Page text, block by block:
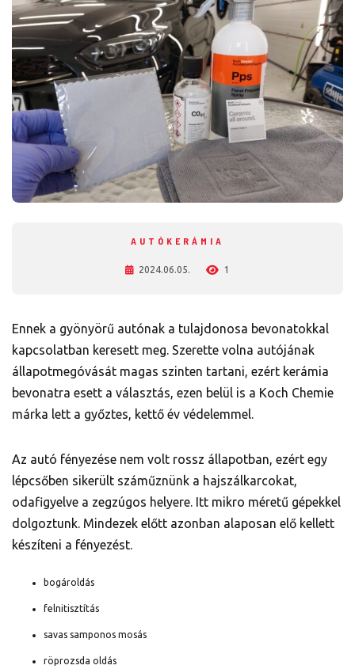
AUTÓKERÁMIA
2024.06.05. 1
Ennek a gyönyörű autónak a tulajdonosa bevonatokkal
kapcsolatban keresett meg. Szerette volna autójának
állapotmegóvását magas szinten tartani, ezért kerámia
bevonatra esett a választás, ezen belül is a Koch Chemie
márka lett a győztes, kettő év védelemmel.
Az autó fényezése nem volt rossz állapotban, ezért egy
lépcsőben sikerült száműznünk a hajszálkarcokat,
odafigyelve a zegzúgos helyere. Itt mikro méretű gépekkel
dolgoztunk. Mindezek előtt azonban alaposan elő kellett
készíteni a fényezést.
bogároldás
felnitisztítás
savas samponos mosás
röprozsda oldás